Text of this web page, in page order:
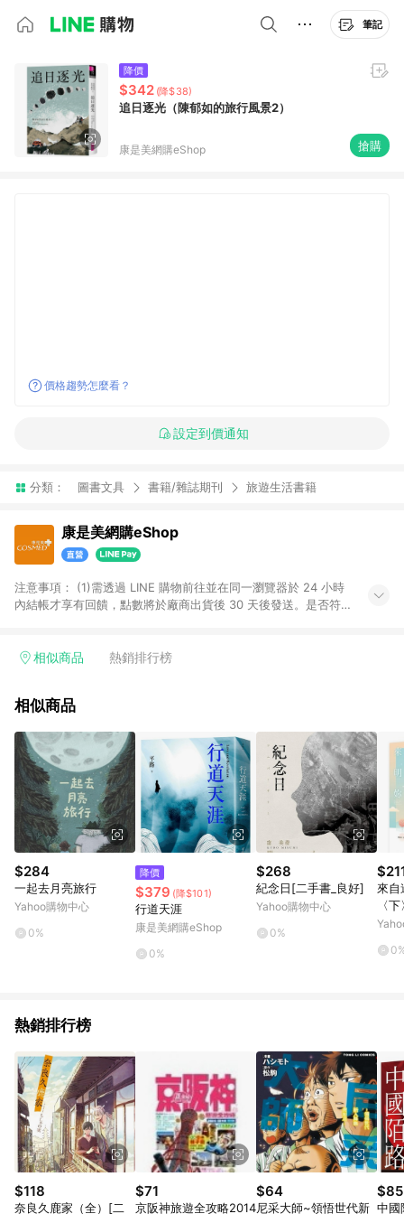
筆記
降價
$342 (降$38)
追日逐光（陳郁如的旅行風景2）
康是美網購eShop 搶購
價格趨勢怎麼看？
設定到價通知
分類： 圖書文具 書籍/雜誌期刊 旅遊生活書籍
康是美網購eShop
注意事項：​ (1)需透過 LINE 購物前往並在同一瀏覽器於 24 小時
內結帳才享有回饋，點數將於廠商出貨後 30 天後發送。​是否符
黃金鑽飾/精品相關/3C數位(含周邊)/家電視聽/運動戶外/母嬰用
饋%」，將於訂單成立後由「LINE購物通知」之官方帳號訊息通
依LINE購物網站訂單成立通知為準。​​ (5)LINE購物設有「單一商
品最高回饋點數」機制 (部分時段開放「回饋無上限」)，以同一
訂單中同一商品不論件數計算，請依訂單成立當下LINE購物的回
饋機制為準。
相似商品 熱銷排行榜
相似商品
$284
一起去月亮旅行
Yahoo購物中心
0%
降價
$379 (降$101)
行道天涯
康是美網購eShop
0%
$268
紀念日[二手書_良好]
Yahoo購物中心
0%
來自
〈
熱銷排行榜
$118
奈良久鹿家（全）[二
$71
京阪神旅遊全攻略2014
$64
尼采大師~領悟世代新
$85
中國